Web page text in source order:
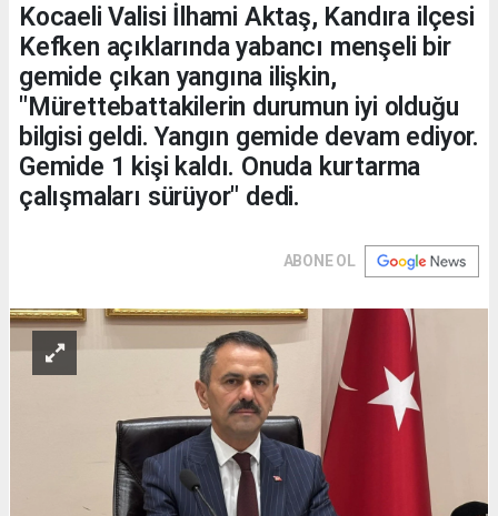
Kocaeli Valisi İlhami Aktaş, Kandıra ilçesi
Kefken açıklarında yabancı menşeli bir
gemide çıkan yangına ilişkin,
"Mürettebattakilerin durumun iyi olduğu
bilgisi geldi. Yangın gemide devam ediyor.
Gemide 1 kişi kaldı. Onuda kurtarma
çalışmaları sürüyor" dedi.
ABONE OL